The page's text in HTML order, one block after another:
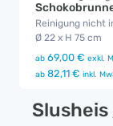
Reinigung nicht
Ø 22 x H 75 cm
ab 69,00 € exkl.
ab 82,11 € inkl.
Slusheis